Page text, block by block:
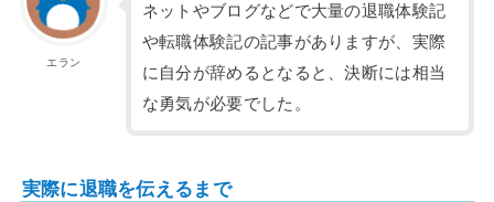
エラン
ネットやブログなどで大量の退職体験記
や転職体験記の記事がありますが、実際
に自分が辞めるとなると、決断には相当
な勇気が必要でした。
実際に退職を伝えるまで